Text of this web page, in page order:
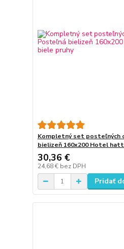
Kompletný set posteľných
bielizeň 160x200 Hotel
30,36 €
24,68 € bez DPH
Pridať